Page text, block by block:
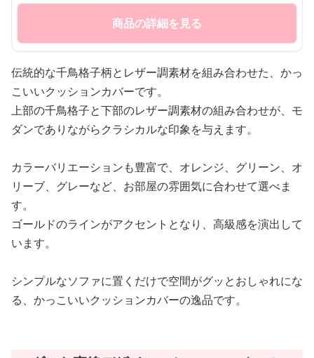
商品の詳細を見る
伝統的な千鳥格子柄とレザー調素材を組み合わせた、かっ
こいいクッションカバーです。
上部の千鳥格子と下部のレザー調素材の組み合わせが、モ
ダンでありながらクラシカルな印象を与えます。
カラーバリエーションも豊富で、オレンジ、グリーン、オ
リーブ、グレーなど、お部屋の雰囲気に合わせて選べま
す。
ゴールドのラインがアクセントとなり、高級感を演出して
います。
シンプルなソファに置くだけで空間がグッとおしゃれにな
る、かっこいいクッションカバーの逸品です。